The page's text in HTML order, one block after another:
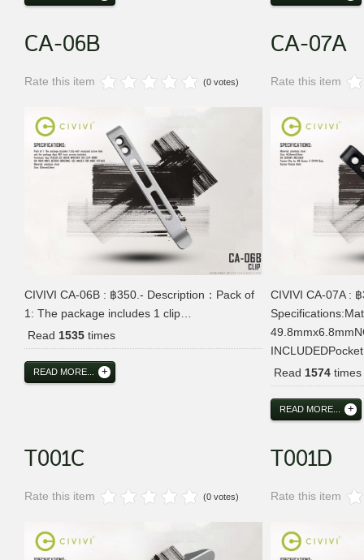
CA-06B
Rate this item (0 votes)
CIVIVI CA-06B : ฿350.- Description：Pack of
1: The package includes 1 clip…
Read 1535 times
READ MORE...
CA-07A
Rate this item
CIVIVI CA-07A :
Read 1574 times
READ MORE...
T001C
Rate this item (0 votes)
T001D
Rate this item